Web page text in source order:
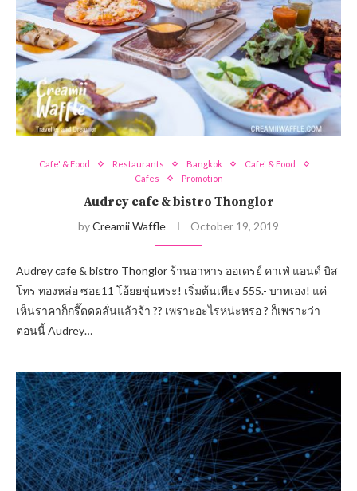
Cafe' & Food Restaurants Bangkok
Cafe' & Food
Cafes
Promotion
Audrey cafe & bistro Thonglor
byCreamii Waffle October 19, 2019
Audrey cafe & bistro Thonglor ร้านอาหาร ออเดรย์ คาเฟ่ แอนด์ บิส
โทร ทองหล่อ ซอย11 โอ้ยยขุ่นพระ! เริ่มต้นเพียง 555.- บาทเอง! แค่
เห็นราคาก็กรี๊ดดดลั่นแล้วจ้า ?? เพราะอะไรหน่ะหรอ ? ก็เพราะว่า
ตอนนี้ Audrey…